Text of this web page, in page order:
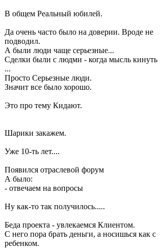
В общем Реальный юбилей.
Да очень часто было на доверии. Вроде не
подводил.
А были люди чаще серьезные...
Сделки были с людми - когда мысль кинуть
...
Просто Серьезные люди.
Значит все было хорошо.
Это про тему Кидают.
Шарики закажем.
Уже 10-ть лет....
Появился отраслевой форум
А было:
- отвечаем на вопросы
Ну как-то так получилось.....
Беда проекта - увлекаемся Клиентом.
С него пора брать деньги, а носишься как с
ребенком.